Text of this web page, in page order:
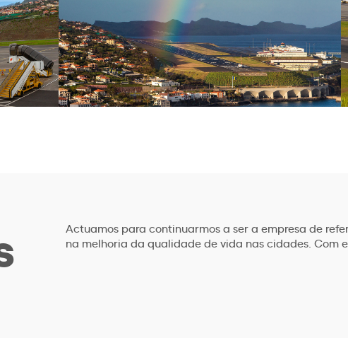
Actuamos para continuarmos a ser a empresa de
na melhoria da qualidade de vida nas cidades. Com